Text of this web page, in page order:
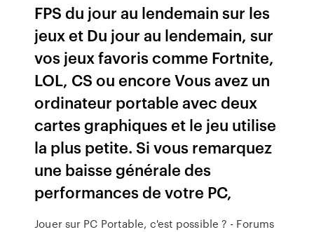
FPS du jour au lendemain sur les
jeux et Du jour au lendemain, sur
vos jeux favoris comme Fortnite,
LOL, CS ou encore Vous avez un
ordinateur portable avec deux
cartes graphiques et le jeu utilise
la plus petite. Si vous remarquez
une baisse générale des
performances de votre PC,
Jouer sur PC Portable, c'est possible ? - Forums